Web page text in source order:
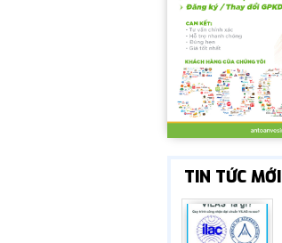
TIN TỨC MỚI